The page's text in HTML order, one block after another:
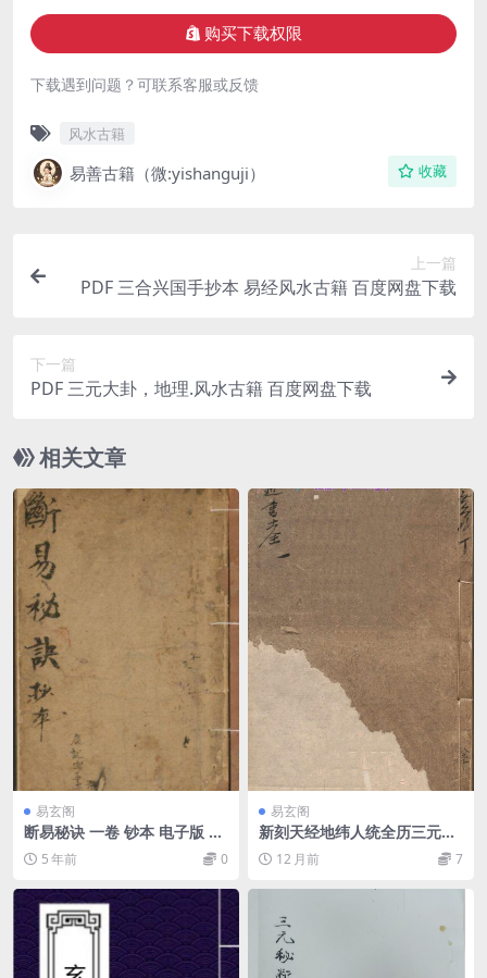
购买下载权限
下载遇到问题？可联系客服或反馈
风水古籍
易善古籍（微:yishanguji） 收藏
上一篇
PDF 三合兴国手抄本 易经风水古籍 百度网盘下载
下一篇
PDF 三元大卦，地理.风水古籍 百度网盘下载
相关文章
易玄阁
断易秘诀 一卷 钞本 电子版 百
度网盘资源下载！
5 年前 0
易玄阁
新刻天经地纬人统全历三元归
正通书 于逸民（明）
12 月前 7